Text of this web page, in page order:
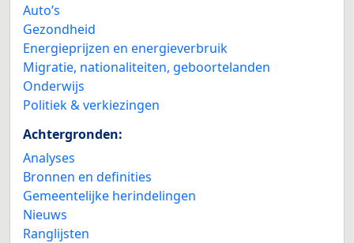
Auto’s
Gezondheid
Energieprijzen en energieverbruik
Migratie, nationaliteiten, geboortelanden
Onderwijs
Politiek & verkiezingen
Achtergronden:
Analyses
Bronnen en definities
Gemeentelijke herindelingen
Nieuws
Ranglijsten